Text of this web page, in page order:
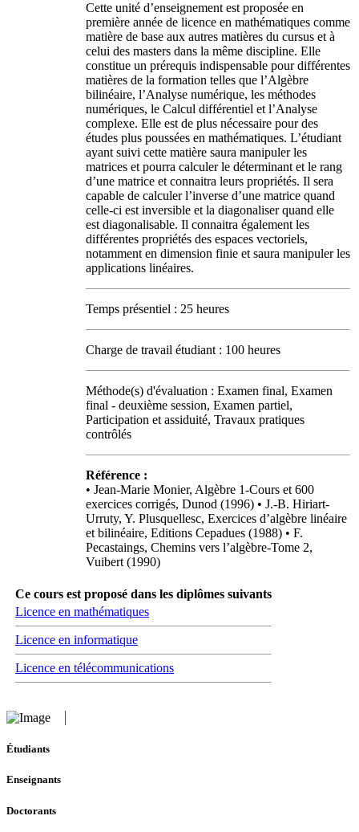
Cette unité d’enseignement est proposée en
première année de licence en mathématiques comme
matière de base aux autres matières du cursus et à
celui des masters dans la même discipline. Elle
constitue un prérequis indispensable pour différentes
matières de la formation telles que l’Algèbre
bilinéaire, l’Analyse numérique, les méthodes
numériques, le Calcul différentiel et l’Analyse
complexe. Elle est de plus nécessaire pour des
études plus poussées en mathématiques. L’étudiant
ayant suivi cette matière saura manipuler les
matrices et pourra calculer le déterminant et le rang
d’une matrice et connaitra leurs propriétés. Il sera
capable de calculer l’inverse d’une matrice quand
celle-ci est inversible et la diagonaliser quand elle
est diagonalisable. Il connaitra également les
différentes propriétés des espaces vectoriels,
notamment en dimension finie et saura manipuler les
applications linéaires.
Temps présentiel : 25 heures
Charge de travail étudiant : 100 heures
Méthode(s) d'évaluation : Examen final, Examen
final - deuxième session, Examen partiel,
Participation et assiduité, Travaux pratiques
contrôlés
Référence :
• Jean-Marie Monier, Algèbre 1-Cours et 600
exercices corrigés, Dunod (1996) • J.-B. Hiriart-
Urruty, Y. Plusquellesc, Exercices d’algèbre linéaire
et bilinéaire, Editions Cepadues (1988) • F.
Pecastaings, Chemins vers l’algèbre-Tome 2,
Vuibert (1990)
Ce cours est proposé dans les diplômes suivants
Licence en mathématiques
Licence en informatique
Licence en télécommunications
Étudiants
Enseignants
Doctorants